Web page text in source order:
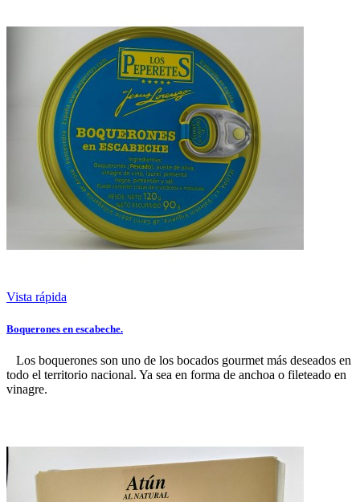
Vista rápida
Boquerones en escabeche.
Los boquerones son uno de los bocados gourmet más deseados en
todo el territorio nacional. Ya sea en forma de anchoa o fileteado en
vinagre.